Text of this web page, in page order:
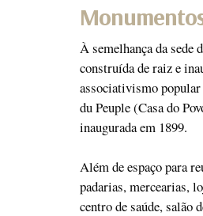
À semelhança da sede
construída de raiz e
associativismo
du Peuple (Casa do
inaugurada em 1899.
Além de espaço para
padarias, mercearias,
centro de saúde, salão